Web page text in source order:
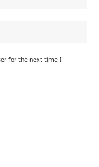
for the next time I